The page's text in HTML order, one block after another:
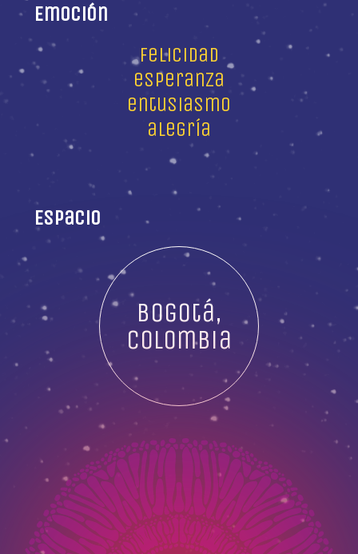
Emoción
felicidad
esperanza
entusiasmo
alegría
Espacio
Bogotá,
Colombia